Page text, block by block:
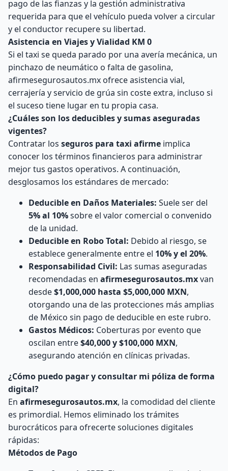
pago de las fianzas y la gestión administrativa
requerida para que el vehículo pueda volver a circular
y el conductor recupere su libertad.
Asistencia en Viajes y Vialidad KM 0
Si el taxi se queda parado por una avería mecánica, un
pinchazo de neumático o falta de gasolina,
afirmesegurosautos.mx ofrece asistencia vial,
cerrajería y servicio de grúa sin coste extra, incluso si
el suceso tiene lugar en tu propia casa.
¿Cuáles son los deducibles y sumas aseguradas
vigentes?
Contratar los seguros para taxi afirme implica
conocer los términos financieros para administrar
mejor tus gastos operativos. A continuación,
desglosamos los estándares de mercado:
Deducible en Daños Materiales: Suele ser del
5% al 10%sobre el valor comercial o convenido
de la unidad.
Deducible en Robo Total: Debido al riesgo, se
establece generalmente entre el 10% y el 20%.
Responsabilidad Civil: Las sumas aseguradas
recomendadas en afirmesegurosautos.mxvan
desde$1,000,000 hasta $5,000,000 MXN,
otorgando una de las protecciones más amplias
de México sin pago de deducible en este rubro.
Gastos Médicos: Coberturas por evento que
oscilan entre$40,000 y $100,000 MXN,
asegurando atención en clínicas privadas.
¿Cómo puedo pagar y consultar mi póliza de forma
digital?
En afirmesegurosautos.mx, la comodidad del cliente
es primordial. Hemos eliminado los trámites
burocráticos para ofrecerte soluciones digitales
rápidas:
Métodos de Pago